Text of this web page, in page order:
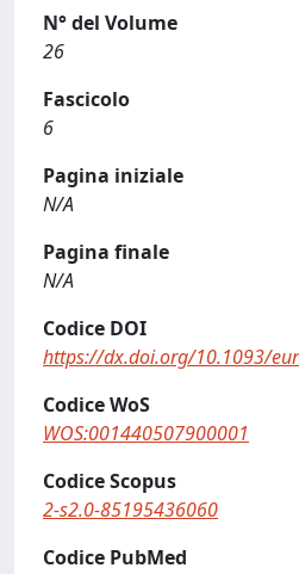
N° del Volume
26
Fascicolo
6
Pagina iniziale
N/A
Pagina finale
N/A
Codice DOI
https://dx.doi.org/10.1093/
Codice WoS
WOS:001440507900001
Codice Scopus
2-s2.0-85195436060
Codice PubMed